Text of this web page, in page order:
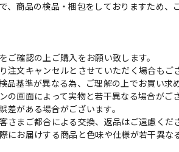
、商品の検品・梱包をしておりますため
ご確認の上ご購入をお願い致します。
注文キャンセルとさせていただく場合もご
品基準が異なる為、ご理解の上でお買い求
の画面によって実物と若干異なる場合がご
がある場合がございます。
さまご都合による交換、返品はご遠慮くだ
お届けする商品と色味や仕様が若干異な